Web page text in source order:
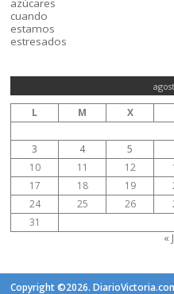
L M X
3
4 5
10
11 12
17
18 19
24
25 26
31
«
Copyright ©2026.